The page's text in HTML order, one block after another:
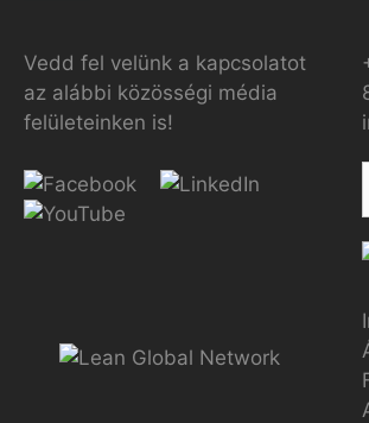
Vedd fel velünk a kapcsolatot
az alábbi közösségi média
felületeinken is!